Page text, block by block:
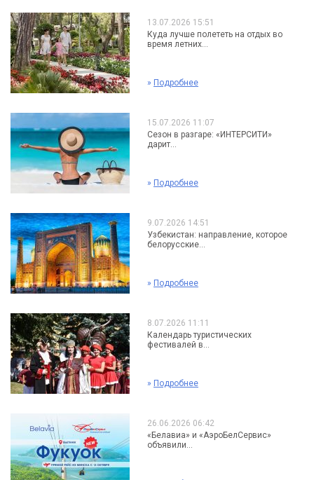
13.07.2026 15:51
Куда лучше полететь на отдых во
время летних...
» Подробнее
15.07.2026 11:07
Сезон в разгаре: «ИНТЕРСИТИ»
дарит...
» Подробнее
9.07.2026 14:51
Узбекистан: направление, которое
белорусские...
» Подробнее
8.07.2026 11:11
Календарь туристических
фестивалей в...
» Подробнее
26.06.2026 06:42
«Белавиа» и «АэроБелСервис»
объявили...